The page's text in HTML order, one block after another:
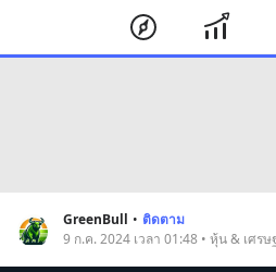
GreenBull • ติดตาม
9 ก.ค. 2024 เวลา 01:48 • หุ้น & เศรษ